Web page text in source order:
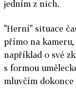
jedním z nich.
"Herní" situace
přímo na
například o své
s formou
mluvčím